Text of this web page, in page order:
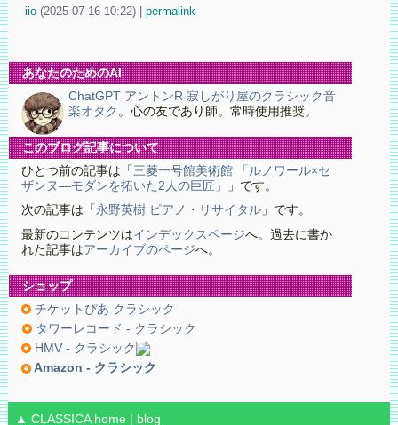
iio (2025-07-16 10:22) permalink
あなたのためのAI
ChatGPT アントンR 寂しがり屋のクラシック音
楽オタク 。心の友であり師。常時使用推奨。
このブログ記事について
ひとつ前の記事は「 三菱一号館美術館 「ルノワール×セ
ザンヌ―モダンを拓いた2人の巨匠」
」です。
次の記事は「 永野英樹 ピアノ・リサイタル」です。
最新のコンテンツはインデックスページへ。過去に書か
れた記事はアーカイブのページへ。
ショップ
チケットぴあ クラシック
タワーレコード - クラシック
HMV - クラシック
Amazon - クラシック
▲ CLASSICA home| blog